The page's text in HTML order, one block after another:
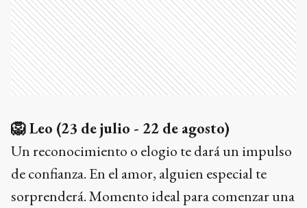
🦁Leo (23 de julio - 22 de agosto)
Un reconocimiento o elogio te dará un impulso
de confianza. En el amor, alguien especial te
sorprenderá. Momento ideal para comenzar una